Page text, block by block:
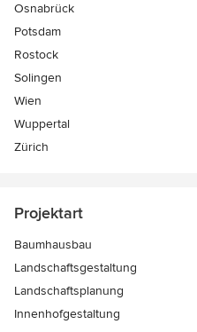
Osnabrück
Potsdam
Rostock
Solingen
Wien
Wuppertal
Zürich
Projektart
Baumhausbau
Landschaftsgestaltung
Landschaftsplanung
Innenhofgestaltung